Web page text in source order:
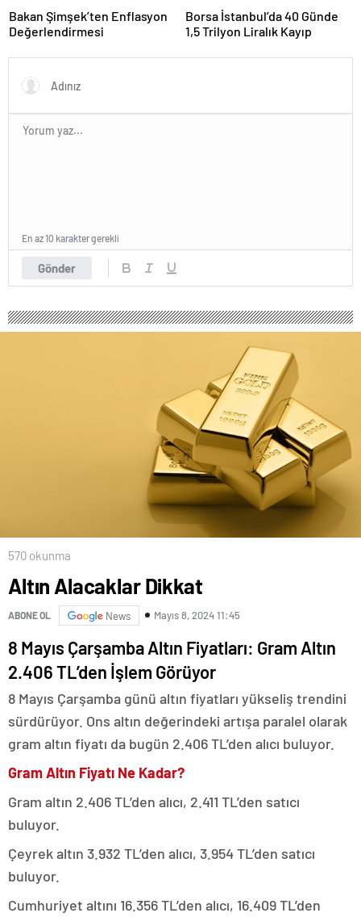
Bakan Şimşek’ten Enflasyon
Değerlendirmesi
Borsa İstanbul’da 40 Günde
1,5 Trilyon Liralık Kayıp
Gönder
En az 10 karakter gerekli
570 okunma
Altın Alacaklar Dikkat
ABONE OL News Mayıs 8, 2024 11:45
8 Mayıs Çarşamba Altın Fiyatları: Gram Altın
2.406 TL’den İşlem Görüyor
8 Mayıs Çarşamba günü altın fiyatları yükseliş trendini
sürdürüyor. Ons altın değerindeki artışa paralel olarak
gram altın fiyatı da bugün 2.406 TL’den alıcı buluyor.
Gram Altın Fiyatı Ne Kadar?
Gram altın 2.406 TL’den alıcı, 2.411 TL’den satıcı
buluyor.
Çeyrek altın 3.932 TL’den alıcı, 3.954 TL’den satıcı
buluyor.
Cumhuriyet altını 16.356 TL’den alıcı, 16.409 TL’den